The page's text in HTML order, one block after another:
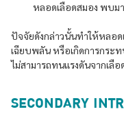
หลอดเลือดสมอง พบม
ปัจจัยดังกล่าวนั้นทำให้หลอด
เฉียบพลัน หรือเกิดการกระ
ไม่สามารถทนแรงดันจากเลื
SECONDARY